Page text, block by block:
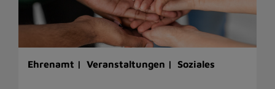
Ehrenamt | Veranstaltungen | Soziales